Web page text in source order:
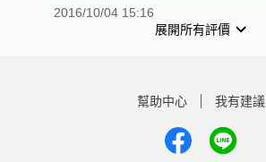
2016/10/04 15:16
展開所有評價
幫助中心 我有建議